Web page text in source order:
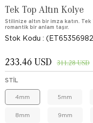
Tek Top Altın Kolye
Stilinize altın bir imza katın.
romantik bir anlam taşır.
Stok Kodu
311.28 USD
233.46 USD
STIL
4mm 5mm
8mm 9mm